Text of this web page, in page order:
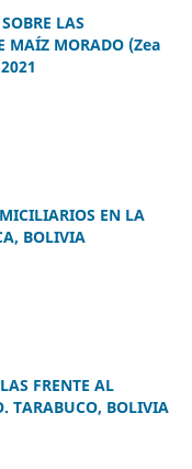
LAS
MAÍZ MORADO (Zea
EN LA
BOLIVIA
FRENTE AL
TARABUCO, BOLIVIA